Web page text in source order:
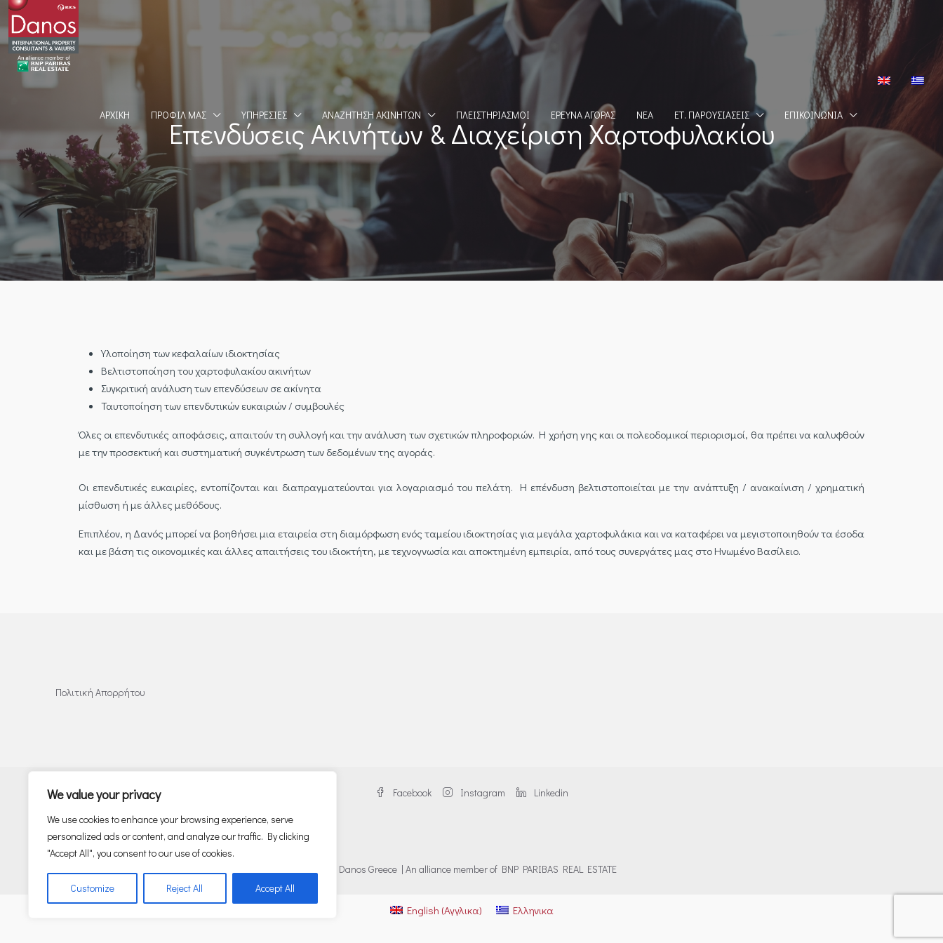
We value your privacy
We use cookies to enhance your browsing experience, serve
personalized ads or content, and analyze our traffic. By clicking
"Accept All", you consent to our use of cookies.
Customize Reject All Accept All
ΑΡΧΙΚΉ ΠΡΟΦΊΛ ΜΑΣ ΥΠΗΡΕΣΊΕΣ ΑΝΑΖΉΤΗΣΗ ΑΚΙΝΉΤΩΝ ΠΛΕΙΣΤΗΡΙΑΣΜΟΊ ΈΡΕΥΝΑ ΑΓΟΡΆΣ ΝΈΑ ΕΤ. ΠΑΡΟΥΣΙΆΣΕΙΣ ΕΠΙΚΟΙΝΩΝΊΑ
Επενδύσεις Ακινήτων & Διαχείριση Χαρτοφυλακίου
Υλοποίηση των κεφαλαίων ιδιοκτησίας
Βελτιστοποίηση του χαρτοφυλακίου ακινήτων
Συγκριτική ανάλυση των επενδύσεων σε ακίνητα
Ταυτοποίηση των επενδυτικών ευκαιριών / συμβουλές
Όλες οι επενδυτικές αποφάσεις, απαιτούν τη συλλογή και την ανάλυση των σχετικών πληροφοριών. Η χρήση γης και οι πολεοδομικοί περιορισμοί, θα πρέπει να καλυφθούν
με την προσεκτική και συστηματική συγκέντρωση των δεδομένων της αγοράς.
Οι επενδυτικές ευκαιρίες, εντοπίζονται και διαπραγματεύονται για λογαριασμό του πελάτη. Η επένδυση βελτιστοποιείται με την ανάπτυξη / ανακαίνιση / χρηματική
μίσθωση ή με άλλες μεθόδους.
Επιπλέον, η Δανός μπορεί να βοηθήσει μια εταιρεία στη διαμόρφωση ενός ταμείου ιδιοκτησίας για μεγάλα χαρτοφυλάκια και να καταφέρει να μεγιστοποιηθούν τα έσοδα
και με βάση τις οικονομικές και άλλες απαιτήσεις του ιδιοκτήτη, με τεχνογνωσία και αποκτημένη εμπειρία, από τους συνεργάτες μας στο Ηνωμένο Βασίλειο.
Πολιτική Απορρήτου
Facebook Instagram Linkedin
© Danos Greece | An alliance member of BNP PARIBAS REAL ESTATE
English (Αγγλικα) Ελληνικα